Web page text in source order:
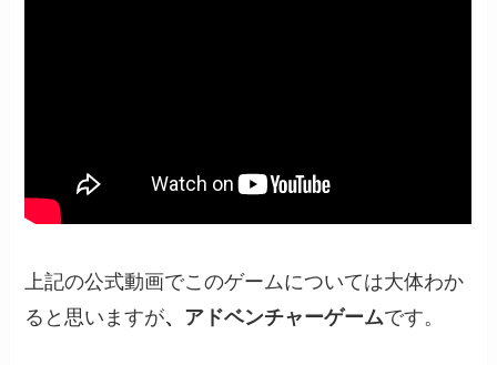
上記の公式動画でこのゲームについては大体わか
ると思いますが、アドベンチャーゲームです。